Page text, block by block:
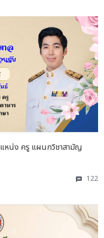
หน่ง ครู แผนกวิชาสามัญ
122